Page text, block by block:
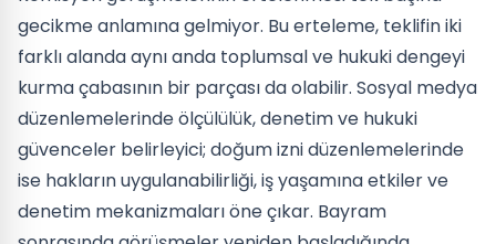
gecikme anlamına gelmiyor. Bu erteleme, teklifin iki
farklı alanda aynı anda toplumsal ve hukuki dengeyi
kurma çabasının bir parçası da olabilir. Sosyal medya
düzenlemelerinde ölçülülük, denetim ve hukuki
güvenceler belirleyici; doğum izni düzenlemelerinde
ise hakların uygulanabilirliği, iş yaşamına etkiler ve
denetim mekanizmaları öne çıkar. Bayram